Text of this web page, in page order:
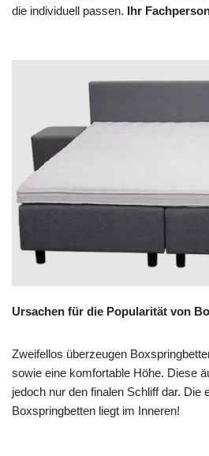
die individuell passen. Ihr
Ursachen für die Popularität von
Zweifellos überzeugen
sowie eine komfortable Höhe. Diese
jedoch nur den finalen Schliff dar. Die
Boxspringbetten liegt im Inneren!